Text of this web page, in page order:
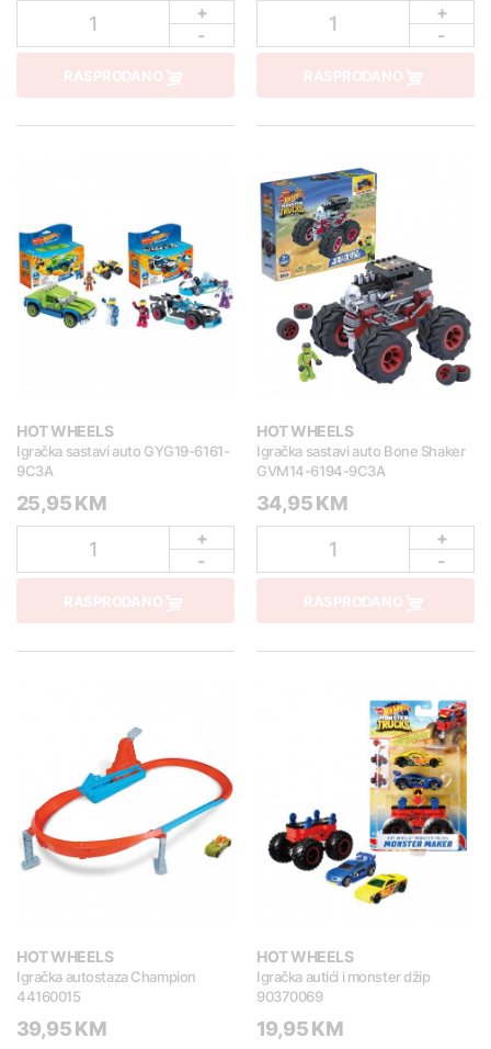
1
+
-
RASPRODANO
1
+
-
RASPRODANO
HOT WHEELS
Igračka sastavi auto GYG19-6161-
9C3A
25,95 KM
1
+
-
RASPRODANO
HOT WHEELS
Igračka sastavi auto Bone Shaker
GVM14-6194-9C3A
34,95 KM
1
+
-
RASPRODANO
HOT WHEELS
Igračka autostaza Champion
44160015
39,95 KM
HOT WHEELS
Igračka autići i monster džip
90370069
19,95 KM